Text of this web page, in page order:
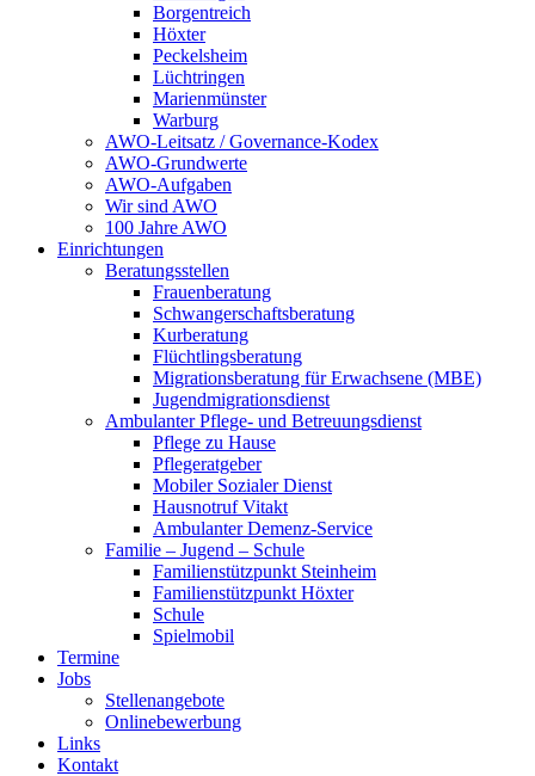
Borgentreich
Höxter
Peckelsheim
Lüchtringen
Marienmünster
Warburg
AWO-Leitsatz / Governance-Kodex
AWO-Grundwerte
AWO-Aufgaben
Wir sind AWO
100 Jahre AWO
Einrichtungen
Beratungsstellen
Frauenberatung
Schwangerschaftsberatung
Kurberatung
Flüchtlingsberatung
Migrationsberatung für Erwachsene (MBE)
Jugendmigrationsdienst
Ambulanter Pflege- und Betreuungsdienst
Pflege zu Hause
Pflegeratgeber
Mobiler Sozialer Dienst
Hausnotruf Vitakt
Ambulanter Demenz-Service
Familie – Jugend – Schule
Familienstützpunkt Steinheim
Familienstützpunkt Höxter
Schule
Spielmobil
Termine
Jobs
Stellenangebote
Onlinebewerbung
Links
Kontakt